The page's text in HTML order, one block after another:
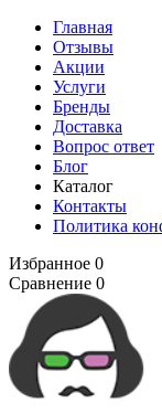
Главная
Отзывы
Акции
Услуги
Бренды
Доставка
Вопрос ответ
Блог
Каталог
Контакты
Политика
Избранное 0
Сравнение 0